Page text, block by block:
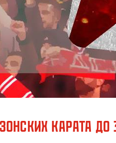
карата до